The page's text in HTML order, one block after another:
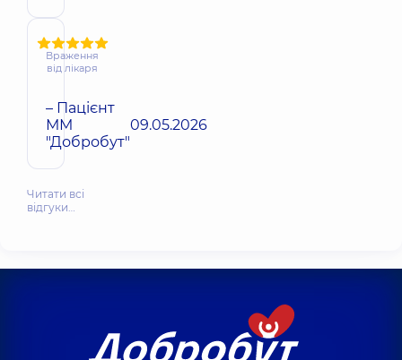
Враження
від лікаря
– Пацієнт
ММ
"Добробут"
09.05.2026
Читати всі
відгуки…